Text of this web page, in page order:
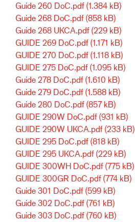
Guide 260 DoC.pdf (1.384 kB)
Guide 268 DoC.pdf (858 kB)
Guide 268 UKCA.pdf (229 kB)
GUIDE 269 DoC.pdf (1.171 kB)
GUIDE 270 DoC.pdf (1.118 kB)
GUIDE 275 DoC.pdf (1.095 kB)
Guide 278 DoC.pdf (1.610 kB)
Guide 279 DoC.pdf (1.588 kB)
Guide 280 DoC.pdf (857 kB)
GUIDE 290W DoC.pdf (931 kB)
GUIDE 290W UKCA.pdf (233 kB)
GUIDE 295 DoC.pdf (818 kB)
GUIDE 295 UKCA.pdf (229 kB)
GUIDE 300WH DoC.pdf (775 kB)
GUIDE 300GR DoC.pdf (774 kB)
Guide 301 DoC.pdf (599 kB)
Guide 302 DoC.pdf (761 kB)
Guide 303 DoC.pdf (760 kB)